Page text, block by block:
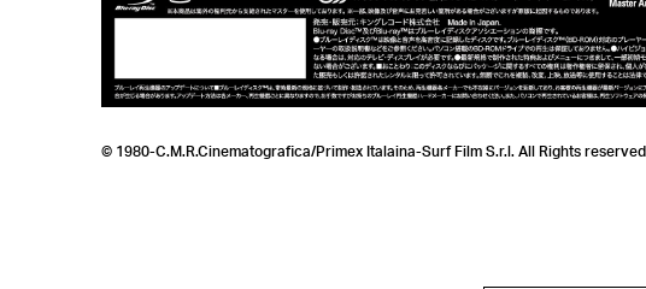
© 1980-C.M.R.Cinematografica/Primex Italaina-Surf Film S.r.l. All Rights reserved